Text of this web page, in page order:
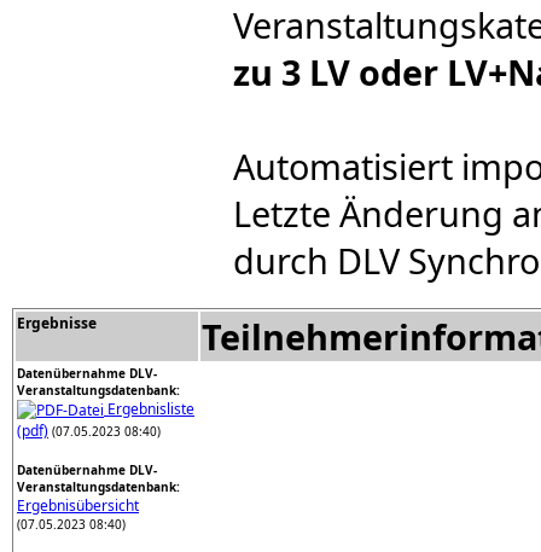
zu 3 LV oder
Automatisiert
Letzte Änderung
durch DLV
Ergebnisse
Datenübernahme DLV-
Veranstaltungsdatenbank:
Ergebnisliste
(pdf) (07.05.2023 08:40)
Datenübernahme DLV-
Veranstaltungsdatenbank:
Ergebnisübersicht
(07.05.2023 08:40)